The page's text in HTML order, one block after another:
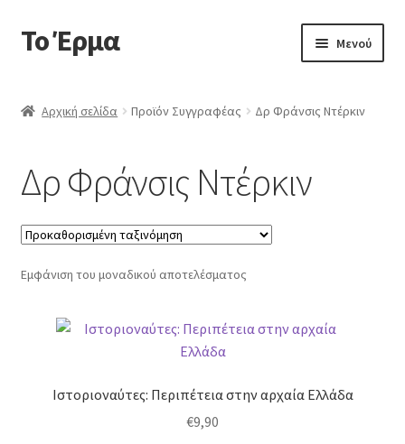
Απευθείας
μετάβαση
πλοήγηση
Μετάβαση
σε
Το Έρμα Μενού
Κατηγορίες Βιβλίων
Συχνές Ερωτήσεις
Επικοινωνία
Αρχική σελίδα Προϊόν Συγγραφέας Δρ Φράνσις Ντέρκιν
Δρ Φράνσις Ντέρκιν
Εμφάνιση του μοναδικού αποτελέσματος
Ιστοριοναύτες: Περιπέτεια στην αρχαία Ελλάδα
€9,90